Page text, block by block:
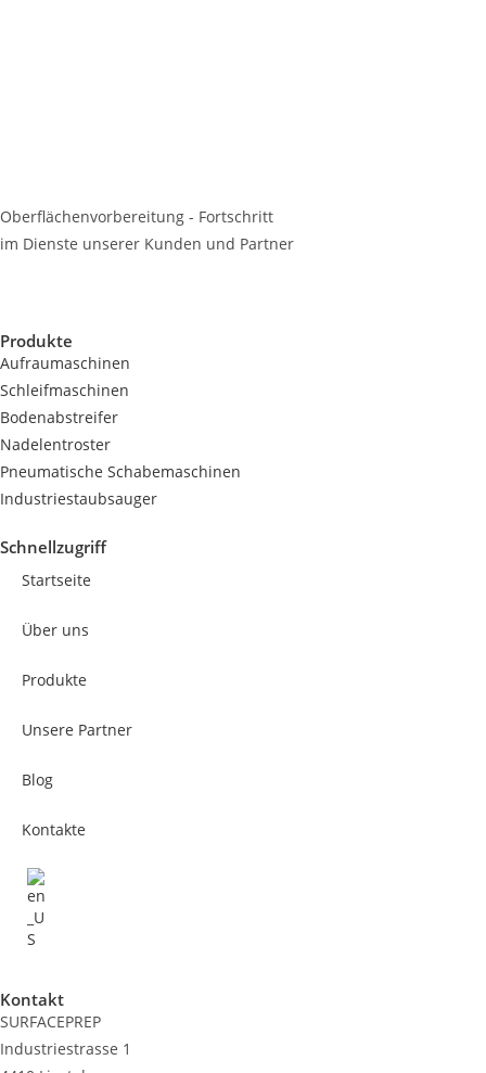
Oberflächenvorbereitung - Fortschritt
im Dienste unserer Kunden und Partner
Produkte
Aufraumaschinen
Schleifmaschinen
Bodenabstreifer
Nadelentroster
Pneumatische Schabemaschinen
Industriestaubsauger
Schnellzugriff
Startseite
Über uns
Produkte
Unsere Partner
Blog
Kontakte
Kontakt
SURFACEPREP
Industriestrasse 1